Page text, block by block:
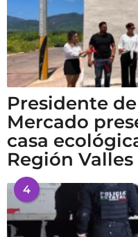
Presidente
Mercado
casa
Región Valles
4